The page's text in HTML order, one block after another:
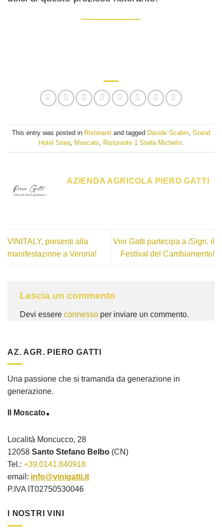
AZ. AGR. PIERO GATTI
Una passione che si tramanda da generazione in
generazione.
Il Moscato.
Località Moncucco, 28
12058 Santo Stefano Belbo (CN)
Tel.: +39.0141.840918
email: info@vinigatti.it
P.IVA IT02750530046
I NOSTRI VINI
This entry was posted in Ristoranti and tagged Davide Scabin, Grand
Hotel Sitea, Moscato, Ristorante 1 Stella Michelin.
AZIENDA AGRICOLA PIERO GATTI
VINITALY, presenti alla
manifestazione a Verona!
Vini Gatti partecipa a /Sign, il
Festival del Cambiamento!
Lascia un commento
Devi essere connesso per inviare un commento.